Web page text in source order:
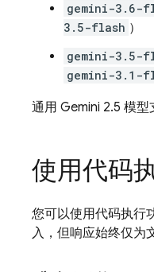
gemini-3.6-
3.5-flash ）
gemini-3.5-
gemini-3.1-
通用 Gemini 2.5 模型
使用代码
您可以使用代码执行
入，但响应始终仅为